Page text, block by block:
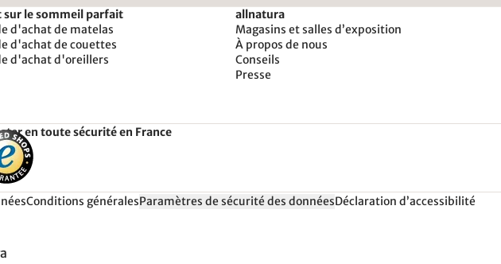
sur le sommeil parfait
d'achat de matelas
d'achat de couettes
d'achat d'oreillers
allnatura
Magasins et salles d’exposition
À propos de nous
Conseils
Presse
en toute sécurité en France
Conditions généralesParamètres de sécurité des donnéesDéclaration d’accessibilité